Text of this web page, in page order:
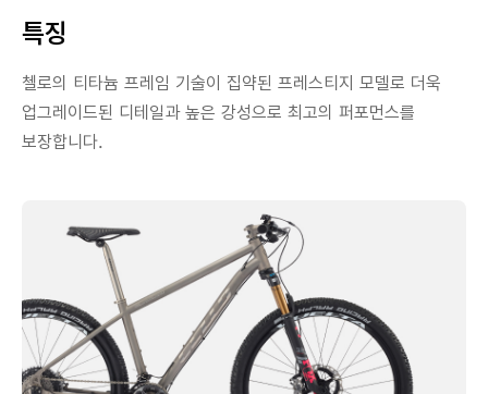
특징
첼로의 티타늄 프레임 기술이 집약된 프레스티지 모델로 더욱
업그레이드된 디테일과 높은 강성으로 최고의 퍼포먼스를
보장합니다.